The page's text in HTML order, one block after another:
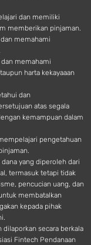
dan memiliki
memberikan pinjaman.
memahami
memahami
harta kekayaaan
dan
atas segala
kemampuan dalam
pengetahuan
yang diperoleh dari
termasuk tetapi tidak
pencucian uang, dan
membatalkan
kepada pihak
dilaporkan secara berkala
Fintech Pendanaan